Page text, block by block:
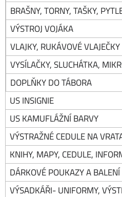
BRAŠNY, TORNY, TAŠKY,
VÝSTROJ VOJÁKA
VLAJKY, RUKÁVOVÉ VLAJEČKY
VYSÍLAČKY, SLUCHÁTKA,
DOPLŇKY DO TÁBORA
US INSIGNIE
US KAMUFLÁŽNÍ BARVY
VÝSTRAŽNÉ CEDULE NA
KNIHY, MAPY, CEDULE,
DÁRKOVÉ POUKAZY A BALENÍ
VÝSADKÁŘI- UNIFORMY,